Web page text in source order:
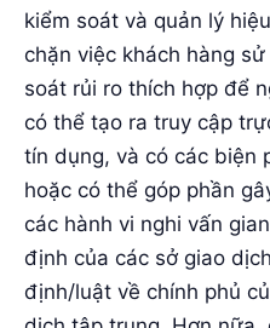
kiểm soát và quản lý
chặn việc khách hàng
soát rủi ro thích hợp để
có thể tạo ra truy cập
tín dụng, và có các biện
hoặc có thể góp phần
các hành vi nghi vấn
định của các sở giao
định/luật về chính phủ